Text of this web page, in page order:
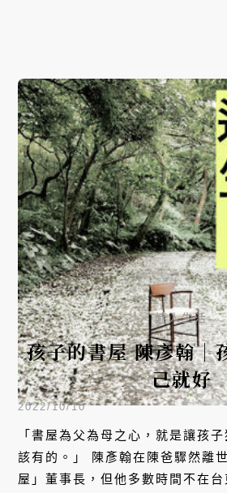
迷人生活
孩子的書屋 陳彥翰｜
己就好
2022/10/10
「書屋為父為母之心，就是讓孩
該有的。」 陳彥翰在陳爸驟然離世後接班「孩子的書
屋」董事長，但他多數時間不在